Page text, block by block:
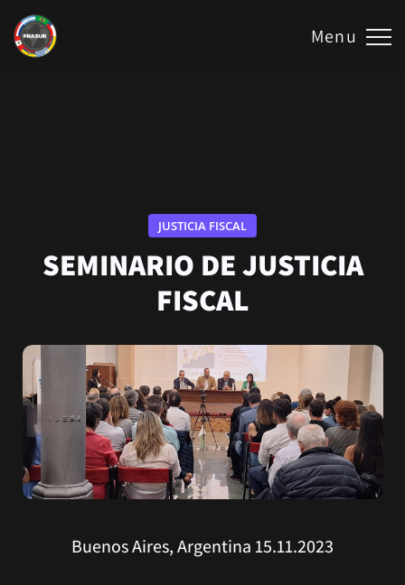
Menu
JUSTICIA FISCAL
SEMINARIO DE JUSTICIA
FISCAL
Buenos Aires, Argentina 15.11.2023